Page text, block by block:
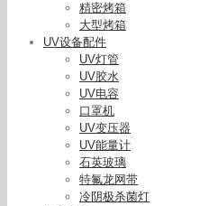
精密烤箱
大型烤箱
UV设备配件
UV灯管
UV胶水
UV电容
口罩机
UV变压器
UV能量计
石英玻璃
特氟龙网带
冷阴极杀菌灯
led-uv固化风冷机_led-uv